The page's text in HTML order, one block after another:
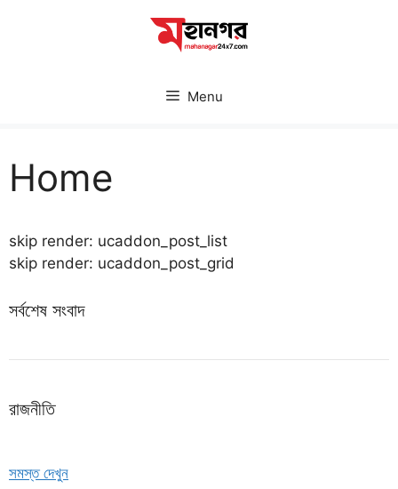
Menu
Home
skip render: ucaddon_post_list
skip render: ucaddon_post_grid
সর্বশেষ সংবাদ
রাজনীতি
সমস্ত দেখুন